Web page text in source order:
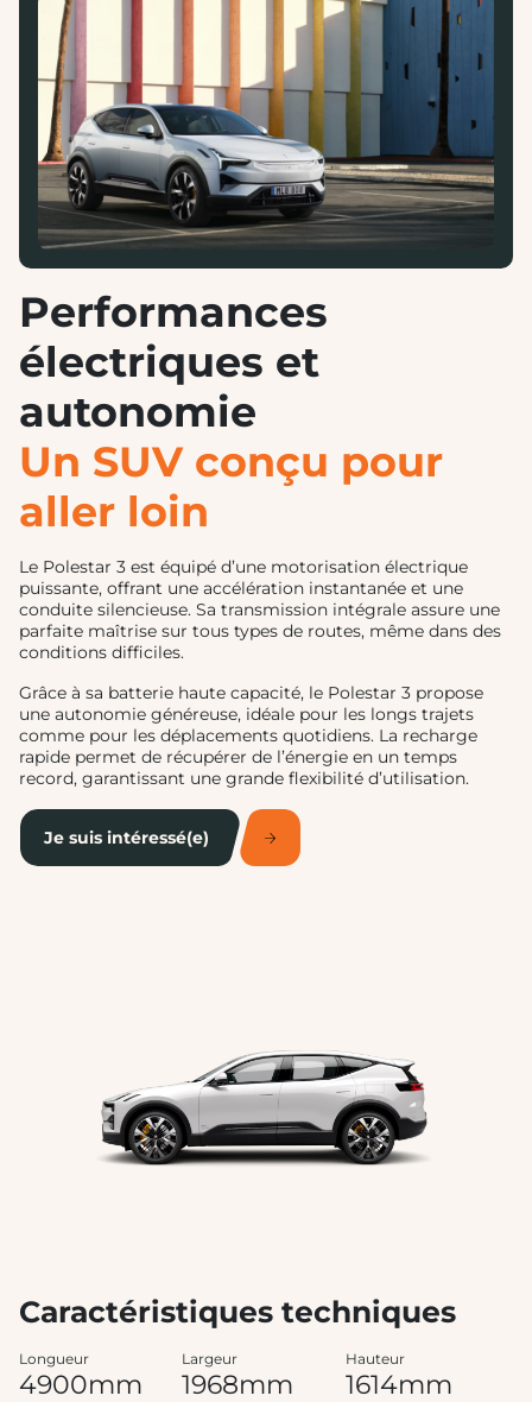
Performances
électriques et
autonomie
Un SUV conçu pour
aller loin
Le Polestar 3 est équipé d’une motorisation électrique
puissante, offrant une accélération instantanée et une
conduite silencieuse. Sa transmission intégrale assure une
parfaite maîtrise sur tous types de routes, même dans des
conditions difficiles.
Grâce à sa batterie haute capacité, le Polestar 3 propose
une autonomie généreuse, idéale pour les longs trajets
comme pour les déplacements quotidiens. La recharge
rapide permet de récupérer de l’énergie en un temps
record, garantissant une grande flexibilité d’utilisation.
Je suis intéressé(e)
Caractéristiques techniques
Longueur
4900mm
Largeur
1968mm
Hauteur
1614mm